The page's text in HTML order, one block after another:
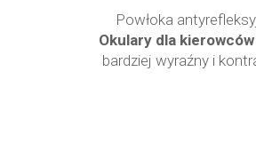
Powłoka
Okulary dla
bardziej wyraźny i